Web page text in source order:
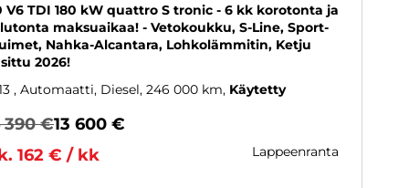
V6 TDI 180 kW quattro S tronic - 6 kk korotonta ja
maksuaikaa! - Vetokoukku, S-Line, Sport-
Nahka-Alcantara, Lohkolämmitin, Ketju
2026!
, Automaatti, Diesel, 246 000 km Käytetty
390 €13 600 €
162 € / kk
lappeenranta